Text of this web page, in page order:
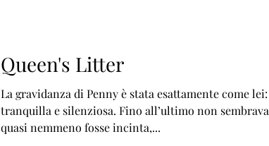
Queen's Litter
La gravidanza di Penny è stata esattamente come lei:
tranquilla e silenziosa. Fino all’ultimo non sembrava
quasi nemmeno fosse incinta,...